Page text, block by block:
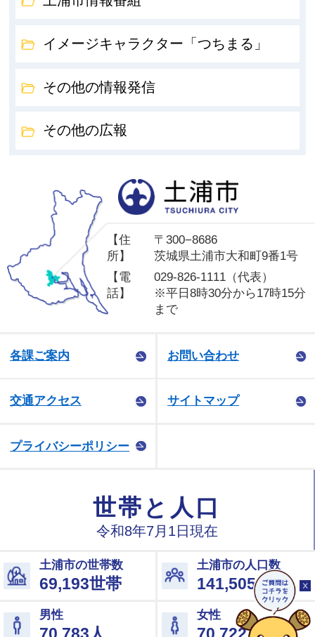
イメージキャラクター「つちまる」
その他の情報発信
その他の広報
【住
所】
〒300−8686
茨城県土浦市大和町9番1号
【電
話】
029-826-1111（代表）
※平日8時30分から17時15分
まで
各課ご案内 お問い合わせ
交通アクセス サイトマップ
プライバシーポリシー